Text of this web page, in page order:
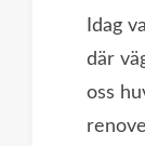
Idag
där
oss